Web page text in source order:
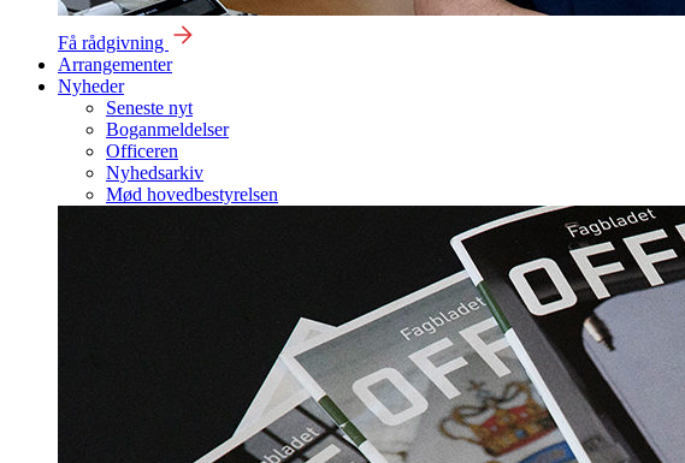
Få rådgivning
Arrangementer
Nyheder
Seneste nyt
Boganmeldelser
Officeren
Nyhedsarkiv
Mød hovedbestyrelsen